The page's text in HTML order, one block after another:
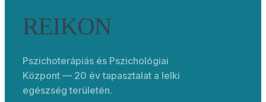
Pszichoterápiás és Pszichológiai
Központ — 20 év tapasztalat a lelki
egészség területén.